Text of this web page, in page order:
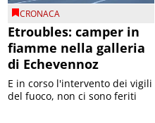
CRONACA
Etroubles: camper in
fiamme nella galleria
di Echevennoz
E in corso l'intervento dei vigili
del fuoco, non ci sono feriti